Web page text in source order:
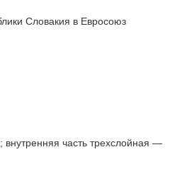
Словакия в Евросоюз
часть трехслойная —